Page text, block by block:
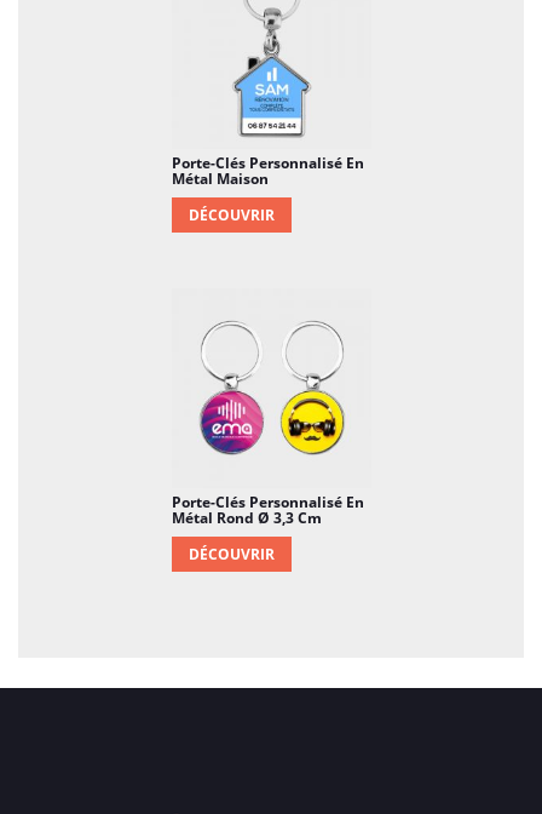
Porte-Clés Personnalisé En
Métal Maison
DÉCOUVRIR
Porte-Clés Personnalisé En
Métal Rond Ø 3,3 Cm
DÉCOUVRIR